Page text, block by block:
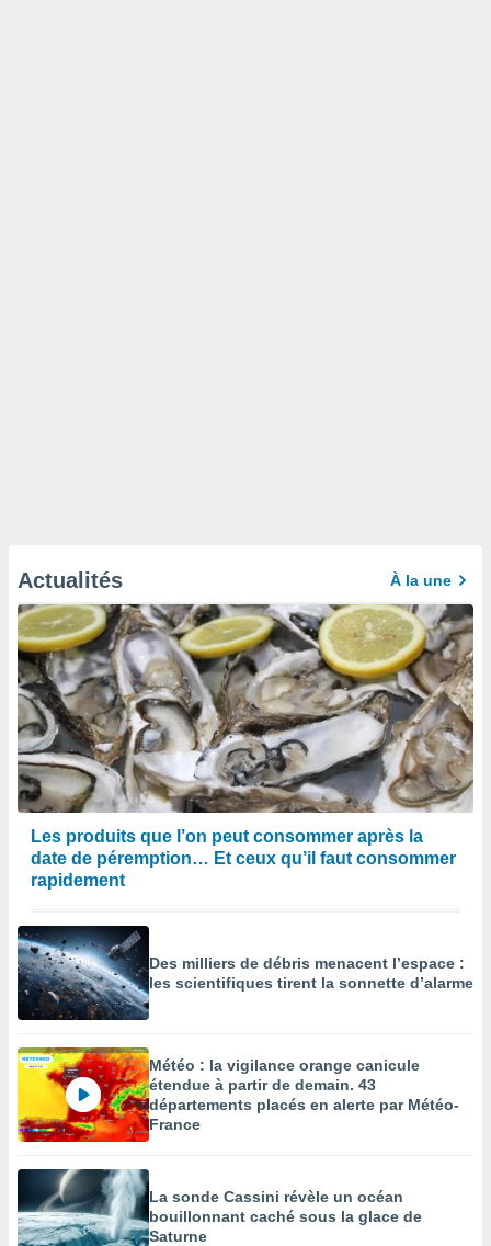
Actualités À la une
Les produits que l’on peut consommer après la
date de péremption… Et ceux qu’il faut consommer
rapidement
Des milliers de débris menacent l’espace :
les scientifiques tirent la sonnette d’alarme
Météo : la vigilance orange canicule
étendue à partir de demain. 43
départements placés en alerte par Météo-
France
La sonde Cassini révèle un océan
bouillonnant caché sous la glace de
Saturne